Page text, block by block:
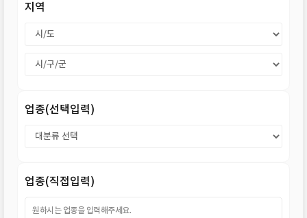
지역
업종(선택입력)
업종(직접입력)